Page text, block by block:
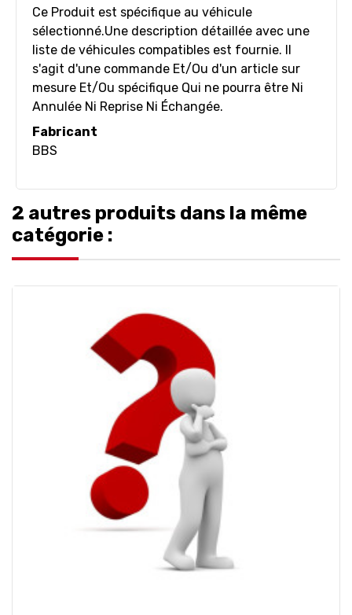
Ce Produit est spécifique au véhicule
sélectionné.Une description détaillée avec une
liste de véhicules compatibles est fournie. Il
s'agit d'une commande Et/Ou d'un article sur
mesure Et/Ou spécifique Qui ne pourra être Ni
Annulée Ni Reprise Ni Échangée.
Fabricant
BBS
2 autres produits dans la même
catégorie :